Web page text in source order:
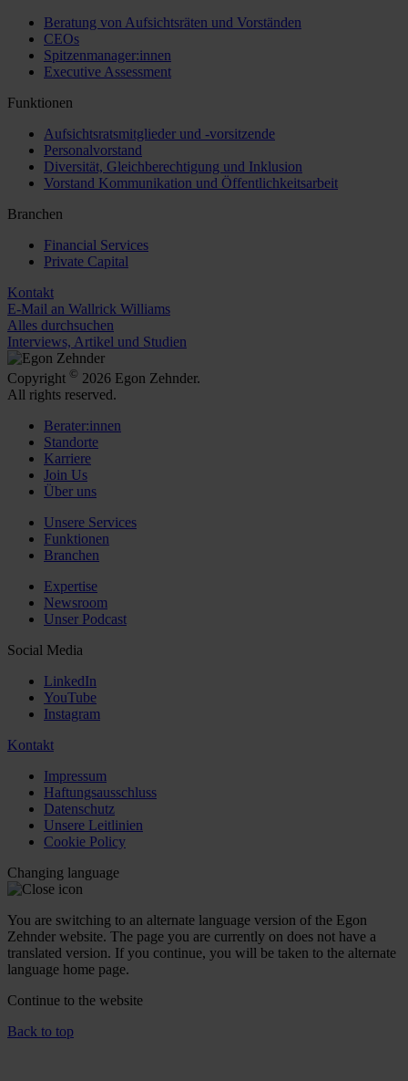
Beratung von Aufsichtsräten und Vorständen
CEOs
Spitzenmanager:innen
Executive Assessment
Funktionen
Aufsichtsratsmitglieder und -vorsitzende
Personalvorstand
Diversität, Gleichberechtigung und Inklusion
Vorstand Kommunikation und Öffentlichkeitsarbeit
Branchen
Financial Services
Private Capital
Kontakt
E-Mail an Wallrick Williams
Alles durchsuchen
Interviews, Artikel und Studien
Copyright © 2026 Egon Zehnder.
All rights reserved.
Berater:innen
Standorte
Karriere
Join Us
Über uns
Unsere Services
Funktionen
Branchen
Expertise
Newsroom
Unser Podcast
Social Media
LinkedIn
YouTube
Instagram
Kontakt
Impressum
Haftungsausschluss
Datenschutz
Unsere Leitlinien
Cookie Policy
Changing language
You are switching to an alternate language version of the Egon
Zehnder website. The page you are currently on does not have a
translated version. If you continue, you will be taken to the alternate
language home page.
Continue to the website
Back to top